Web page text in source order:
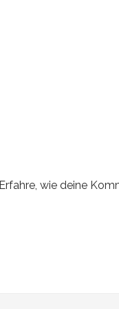
Erfahre, wie deine